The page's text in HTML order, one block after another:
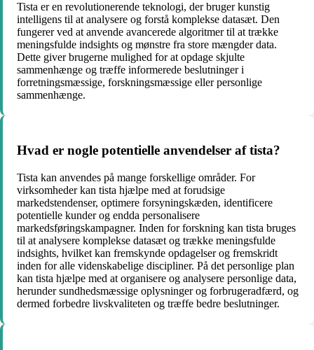
Tista er en revolutionerende teknologi, der bruger kunstig
intelligens til at analysere og forstå komplekse datasæt. Den
fungerer ved at anvende avancerede algoritmer til at trække
meningsfulde indsights og mønstre fra store mængder data.
Dette giver brugerne mulighed for at opdage skjulte
sammenhænge og træffe informerede beslutninger i
forretningsmæssige, forskningsmæssige eller personlige
sammenhænge.
Hvad er nogle potentielle anvendelser af tista?
Tista kan anvendes på mange forskellige områder. For
virksomheder kan tista hjælpe med at forudsige
markedstendenser, optimere forsyningskæden, identificere
potentielle kunder og endda personalisere
markedsføringskampagner. Inden for forskning kan tista bruges
til at analysere komplekse datasæt og trække meningsfulde
indsights, hvilket kan fremskynde opdagelser og fremskridt
inden for alle videnskabelige discipliner. På det personlige plan
kan tista hjælpe med at organisere og analysere personlige data,
herunder sundhedsmæssige oplysninger og forbrugeradfærd, og
dermed forbedre livskvaliteten og træffe bedre beslutninger.